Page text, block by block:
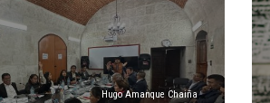
Hugo Amanque Chaiña